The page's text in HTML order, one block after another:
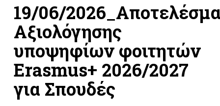
19/06/
Αξιολόγησης
υποψηφίων φοιτητών
Erasmus+ 2026/2027
για Σπουδές